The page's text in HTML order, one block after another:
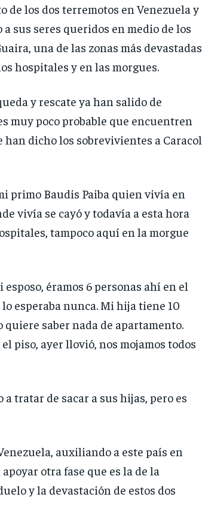
de los dos terremotos en Venezuela y
sus seres queridos en medio de los
una de las zonas más devastadas
hospitales y en las morgues.
y rescate ya han salido de
muy poco probable que encuentren
han dicho los sobrevivientes a Caracol
primo Baudis Paiba quien vivía en
vivía se cayó y todavía a esta hora
tampoco aquí en la morgue
éramos 6 personas ahí en el
esperaba nunca. Mi hija tiene 10
saber nada de apartamento.
piso, ayer llovió, nos mojamos todos
a tratar de sacar a sus hijas, pero es
auxiliando a este país en
otra fase que es la de la
y la devastación de estos dos